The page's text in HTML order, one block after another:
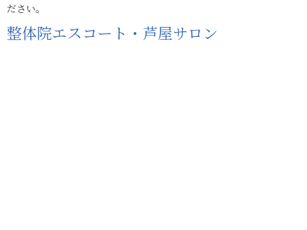
ださい。
整体院エスコート・芦屋サロン